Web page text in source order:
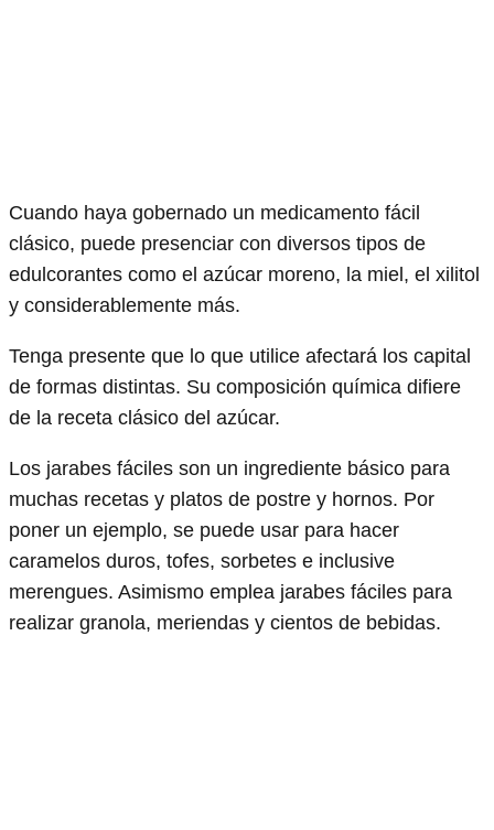
Cuando haya gobernado un medicamento fácil
clásico, puede presenciar con diversos tipos de
edulcorantes como el azúcar moreno, la miel, el xilitol
y considerablemente más.
Tenga presente que lo que utilice afectará los capital
de formas distintas. Su composición química difiere
de la receta clásico del azúcar.
Los jarabes fáciles son un ingrediente básico para
muchas recetas y platos de postre y hornos. Por
poner un ejemplo, se puede usar para hacer
caramelos duros, tofes, sorbetes e inclusive
merengues. Asimismo emplea jarabes fáciles para
realizar granola, meriendas y cientos de bebidas.